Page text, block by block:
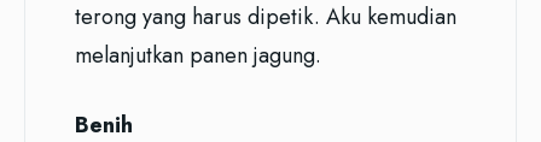
terong yang harus dipetik. Aku kemudian
melanjutkan panen jagung.
Benih